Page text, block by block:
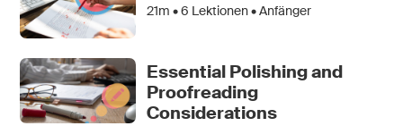
21m •6 Lektionen • Anfänger
Essential Polishing and
Proofreading
Considerations